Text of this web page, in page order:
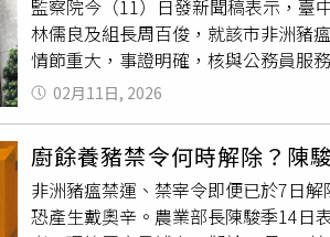
虛烏有、惡意栽贓，每日屠宰作業期
康異常之豬隻，在進入屠宰線前即會
查，在官方高度透明的監督體系下，
素死亡之豬隻（非屠宰豬隻），均嚴
執照之化製車進行載運銷毀，且全程
主管機關調閱檢視。雅勝強調，食安
進行蒐證，如未經查證或缺乏具體證
沒有獸醫在場，更未經過檢疫，而曾
該區重新粉刷、重鋪磁磚，疑似是想
磁磚和牆面判定，畫面內的確為雅勝
該處是雅勝內部空間，知情人士呼籲
宰現場都有派駐屠檢獸醫，斃死豬會
以便展開調查。雅勝回應，相關指控
行「屠前」與「屠後」檢查，凡死亡
有合格屠體必須經過獸醫師全程衛生
雅勝表示，對於進場後因運輸或其他
監察院今（11）日發新聞稿表示，臺
林儒良及組長周百俊，就該市非洲豬
情節重大，事證明確，核與公務員服
由，爰提案彈劾，並移送懲戒法院審
例非洲豬瘟官方記者會，多次說明
113年3月至114年10月發生非洲豬瘟
方式不符規定；被彈劾人林儒良為臺
拒後，兩人竟無視斃死豬數量已逾化
02月11日, 2026
廚餘養豬禁令何時解除？陳
非洲豬瘟禁運、禁宰令即便已於7日
恐產生戴奧辛。農業部長陳駿季14日